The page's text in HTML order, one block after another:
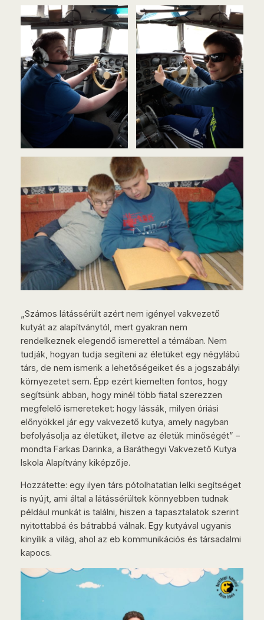
„Számos látássérült azért nem igényel vakvezető
kutyát az alapítványtól, mert gyakran nem
rendelkeznek elegendő ismerettel a témában. Nem
tudják, hogyan tudja segíteni az életüket egy négylábú
társ, de nem ismerik a lehetőségeiket és a jogszabályi
környezetet sem. Épp ezért kiemelten fontos, hogy
segítsünk abban, hogy minél több fiatal szerezzen
megfelelő ismereteket: hogy lássák, milyen óriási
előnyökkel jár egy vakvezető kutya, amely nagyban
befolyásolja az életüket, illetve az életük minőségét” –
mondta Farkas Darinka, a Baráthegyi Vakvezető Kutya
Iskola Alapítvány kiképzője.
Hozzátette: egy ilyen társ pótolhatatlan lelki segítséget
is nyújt, ami által a látássérültek könnyebben tudnak
például munkát is találni, hiszen a tapasztalatok szerint
nyitottabbá és bátrabbá válnak. Egy kutyával ugyanis
kinyílik a világ, ahol az eb kommunikációs és társadalmi
kapocs.